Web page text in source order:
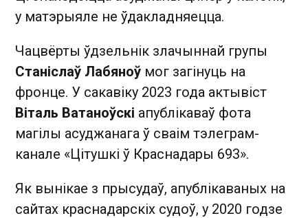
у матэрыяле не ўдакладняецца.
Чацвёрты ўдзельнік злачыннай групы
Станіслаў Лабяноў мог загінуць на
фронце. У сакавіку 2023 года актывіст
Віталь Ватаноўскі апублікаваў фота
магілы асуджанага ў сваім тэлеграм-
канале «Цітушкі ў Краснадары 693».
Як вынікае з прысудаў, апублікаваных на
сайтах краснадарскіх судоў, у 2020 годзе